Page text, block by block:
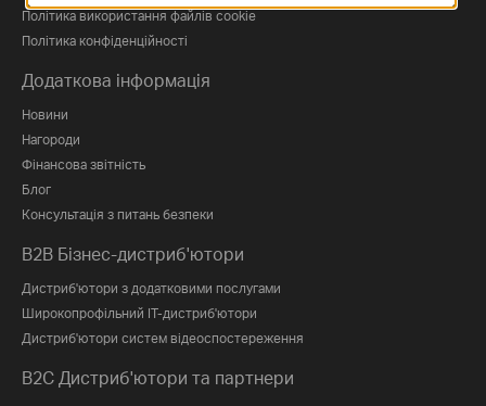
Політика використання файлів cookie
Політика конфіденційності
Додаткова інформація
Новини
Нагороди
Фінансова звітність
Блог
Консультація з питань безпеки
B2B Бізнес-дистриб'ютори
Дистриб'ютори з додатковими послугами
Широкопрофільний IT-дистриб'ютори
Дистриб'ютори систем відеоспостереження
B2C Дистриб'ютори та партнери